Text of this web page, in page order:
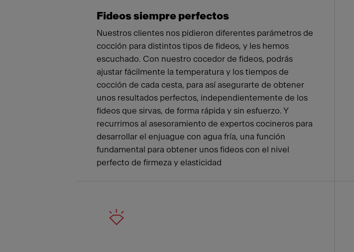
Fideos siempre perfectos
Nuestros clientes nos pidieron diferentes parámetros de
cocción para distintos tipos de fideos, y les hemos
escuchado. Con nuestro cocedor de fideos, podrás
ajustar fácilmente la temperatura y los tiempos de
cocción de cada cesta, para así asegurarte de obtener
unos resultados perfectos, independientemente de los
fideos que sirvas, de forma rápida y sin esfuerzo. Y
recurrimos al asesoramiento de expertos cocineros para
desarrollar el enjuague con agua fría, una función
fundamental para obtener unos fideos con el nivel
perfecto de firmeza y elasticidad